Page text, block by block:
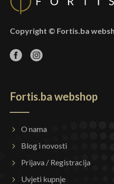
Copyright © Fortis.ba
Fortis.ba webshop
O nama
Blog i novosti
Prijava / Registracija
Uvjeti kupnje